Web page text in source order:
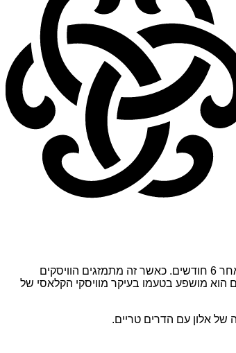
כאשר זה מתמזגים הוויסקים
הוא מושפע בטעמו בעיקר מוויסקי הקלאסי של
של אלון עם הדרים טריים.